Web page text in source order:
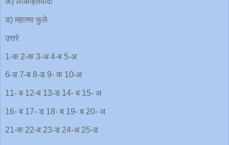
ड) महात्मा फुले
उत्तरे
1-क 2-क 3-अ 4-ब 5-अ
6-ड 7-ब 8-ड 9- क 10-अ
11- ब 12-ब 13-ड 14- ब 15- अ
16- ब 17- ड 18- ब 19- ब 20- अ
21-क 22-ब 23-ड 24-अ 25-ड